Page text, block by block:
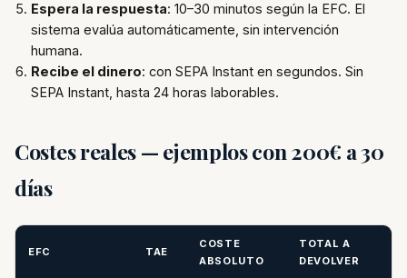
Espera la respuesta: 10–30 minutos según la EFC. El
sistema evalúa automáticamente, sin intervención
humana.
Recibe el dinero: con SEPA Instant en segundos. Sin
SEPA Instant, hasta 24 horas laborables.
Costes reales — ejemplos con 200€ a 30
días
EFC TAE
COSTE
ABSOLUTO
TOTAL A
DEVOLVER